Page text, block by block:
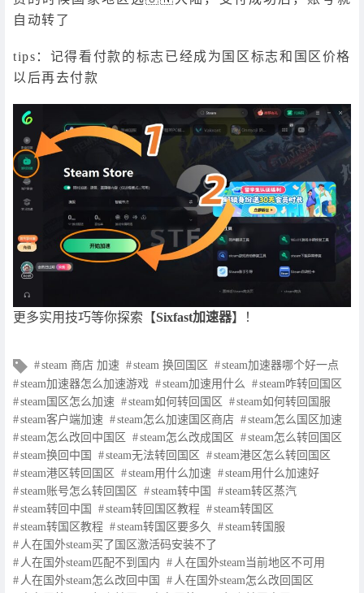
自动转了
tips：记得看付款的标志已经成为国区标志和国区价格
以后再去付款
更多实用技巧等你探索【Sixfast加速器】！
文
标
签
steam 商店 加速 steam 换回国区
steam加速器哪个好一点
steam加速器怎么加速游戏
steam加速用什么
steam咋转回国区
steam国区怎么加速
steam如何转回国区
steam如何转回国服
steam客户端加速
steam怎么加速国区商店
steam怎么国区加速
steam怎么改回中国区
steam怎么改成国区
steam怎么转回国区
steam换回中国
steam无法转回国区
steam港区怎么转回国区
steam港区转回国区
steam用什么加速
steam用什么加速好
steam账号怎么转回国区
steam转中国
steam转区蒸汽
steam转回中国
steam转回国区教程
steam转国区
steam转国区教程
steam转国区要多久
steam转国服
人在国外steam买了国区激活码安装不了
人在国外steam匹配不到国内
人在国外steam当前地区不可用
人在国外steam怎么改回中国
人在国外steam怎么改回国区